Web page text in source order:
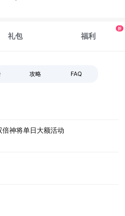
永生还是堕落，皆在你的一念之
礼包 福利
折
攻略 FAQ
神将单日大额活动